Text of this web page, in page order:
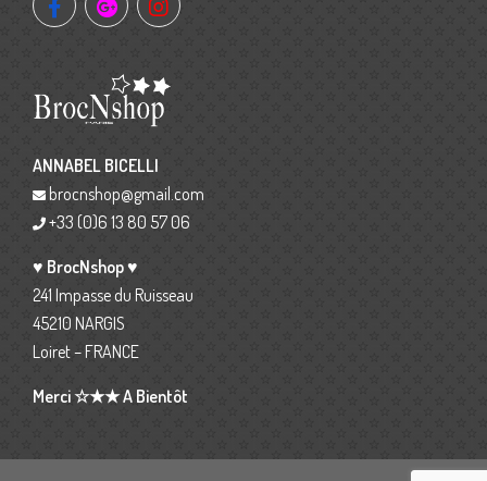
ANNABEL BICELLI
brocnshop@gmail.com
+33 (0)6 13 80 57 06
♥ BrocNshop ♥
241 Impasse du Ruisseau
45210 NARGIS
Loiret – FRANCE
Merci ☆★★ A Bientôt